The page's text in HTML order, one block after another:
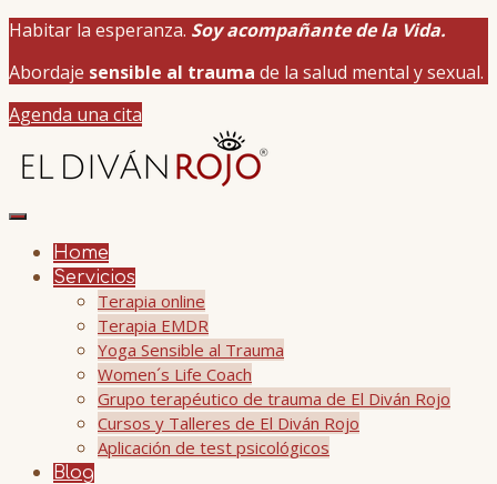
Habitar la esperanza. Soy acompañante de la Vida.
Abordaje sensible al trauma de la salud mental y sexual.
Agenda una cita
Home
Servicios
Terapia online
Terapia EMDR
Yoga Sensible al Trauma
Women´s Life Coach
Grupo terapéutico de trauma de El Diván Rojo
Cursos y Talleres de El Diván Rojo
Aplicación de test psicológicos
Blog